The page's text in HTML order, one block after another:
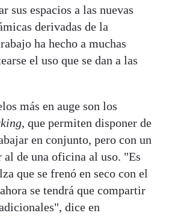
sus espacios a las nuevas
derivadas de la
ha hecho a muchas
el uso que se dan a las
más en auge son los
, que permiten disponer de
en conjunto, pero con un
de una oficina al uso. "Es
que se frenó en seco con el
se tendrá que compartir
dice en